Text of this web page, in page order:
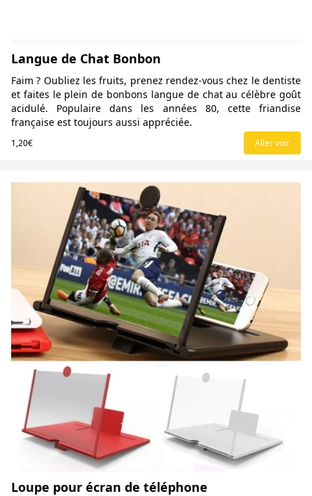
Langue de Chat Bonbon
Faim ? Oubliez les fruits, prenez rendez-vous chez le dentiste
et faites le plein de bonbons langue de chat au célèbre goût
acidulé. Populaire dans les années 80, cette friandise
française est toujours aussi appréciée.
1,20€ Aller voir
Loupe pour écran de téléphone